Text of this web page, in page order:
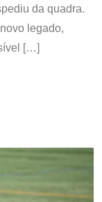
da quadra.
legado,
[…]